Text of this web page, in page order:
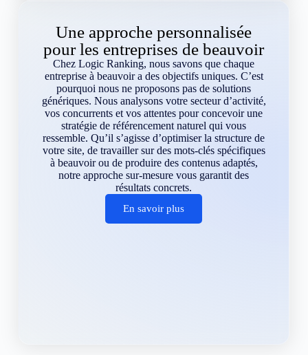
Une approche personnalisée
pour les entreprises de beauvoir
Chez Logic Ranking, nous savons que chaque
entreprise à beauvoir a des objectifs uniques. C’est
pourquoi nous ne proposons pas de solutions
génériques. Nous analysons votre secteur d’activité,
vos concurrents et vos attentes pour concevoir une
stratégie de référencement naturel qui vous
ressemble. Qu’il s’agisse d’optimiser la structure de
votre site, de travailler sur des mots-clés spécifiques
à beauvoir ou de produire des contenus adaptés,
notre approche sur-mesure vous garantit des
résultats concrets.
En savoir plus